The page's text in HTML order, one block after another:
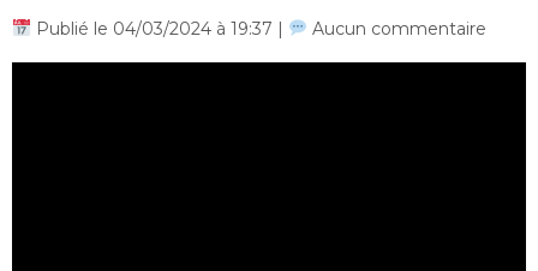
Publié le 04/03/2024 à 19:37 | Aucun commentaire